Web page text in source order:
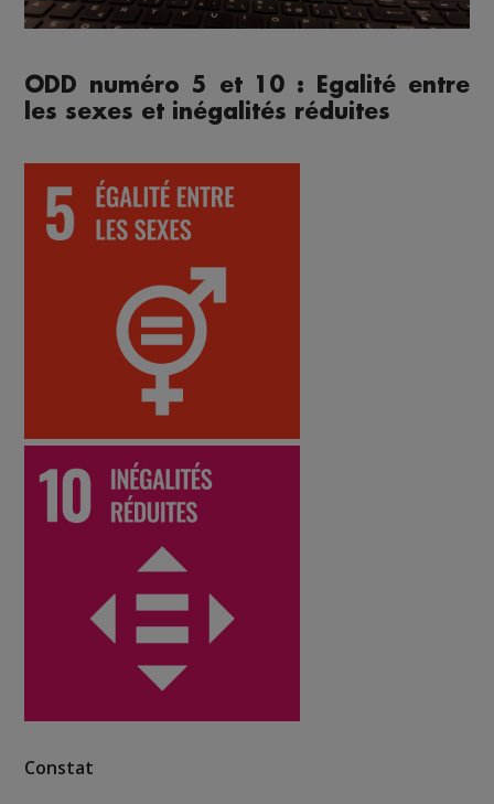
ODD numéro 5 et 10 : Egalité entre
les sexes et inégalités réduites
Constat